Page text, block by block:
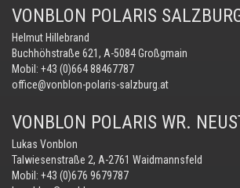
VONBLON POLARIS
Helmut Hillebrand
Buchhöhstraße 621, A-5084 Großgmain
Mobil: +43 (0)664 88467787
office@vonblon-polaris-salzburg.at
VONBLON POLARIS WR.
Lukas Vonblon
Talwiesenstraße 2, A-2761 Waidmannsfeld
Mobil: +43 (0)676 9679787